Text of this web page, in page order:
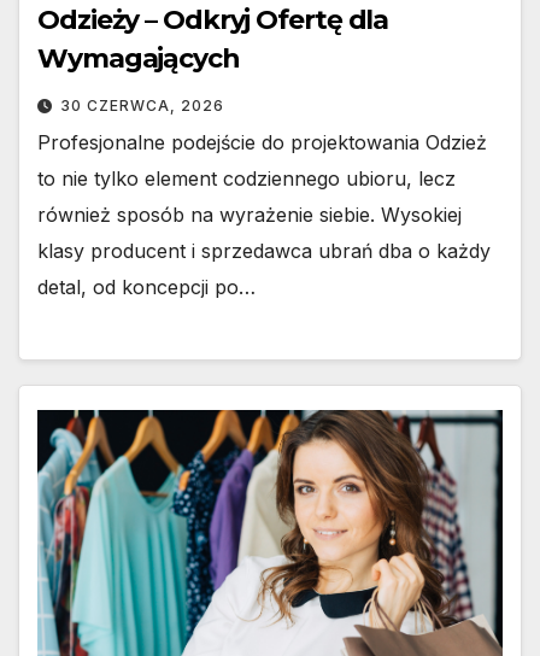
Odzieży – Odkryj Ofertę dla
Wymagających
30 CZERWCA, 2026
Profesjonalne podejście do projektowania Odzież
to nie tylko element codziennego ubioru, lecz
również sposób na wyrażenie siebie. Wysokiej
klasy producent i sprzedawca ubrań dba o każdy
detal, od koncepcji po…